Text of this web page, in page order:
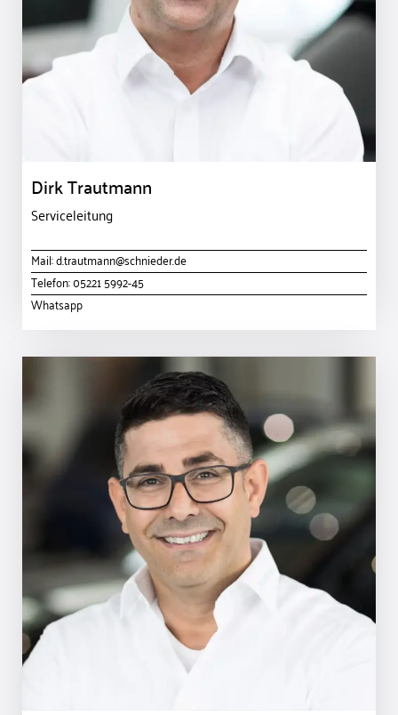
Dirk Trautmann
Serviceleitung
Mail:d.trautmann@schnieder.de
Telefon:05221 5992-45
Whatsapp